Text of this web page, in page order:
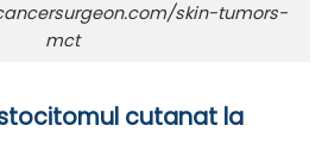
skin-tumors-
mct
cutanat la